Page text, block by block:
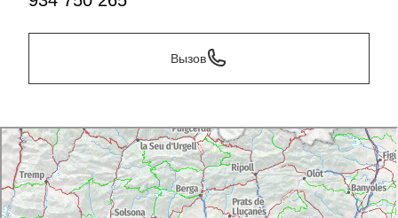
Вызов